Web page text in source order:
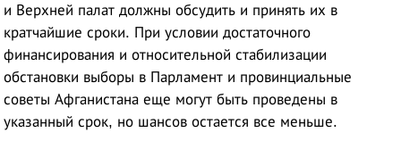
и Верхней палат должны обсудить и принять их в
кратчайшие сроки. При условии достаточного
финансирования и относительной стабилизации
обстановки выборы в Парламент и провинциальные
советы Афганистана еще могут быть проведены в
указанный срок, но шансов остается все меньше.